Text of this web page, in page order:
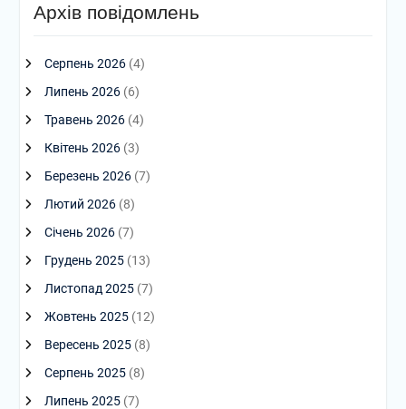
Архів повідомлень
Серпень 2026(4)
Липень 2026(6)
Травень 2026(4)
Квітень 2026(3)
Березень 2026(7)
Лютий 2026(8)
Січень 2026(7)
Грудень 2025(13)
Листопад 2025(7)
Жовтень 2025(12)
Вересень 2025(8)
Серпень 2025(8)
Липень 2025(7)